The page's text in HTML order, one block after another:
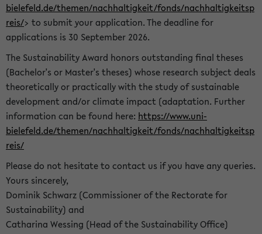
bielefeld.de/themen/nachhaltigkeit/fonds/nachhaltigkeitsp
reis/> to submit your application. The deadline for
applications is 30 September 2026.
The Sustainability Award honors outstanding final theses
(Bachelor's or Master's theses) whose research subject deals
theoretically or practically with the study of sustainable
development and/or climate impact (adaptation. Further
information can be found here: https://www.uni-
bielefeld.de/themen/nachhaltigkeit/fonds/nachhaltigkeitsp
reis/
Please do not hesitate to contact us if you have any queries.
Yours sincerely,
Dominik Schwarz (Commissioner of the Rectorate for
Sustainability) and
Catharina Wessing (Head of the Sustainability Office)